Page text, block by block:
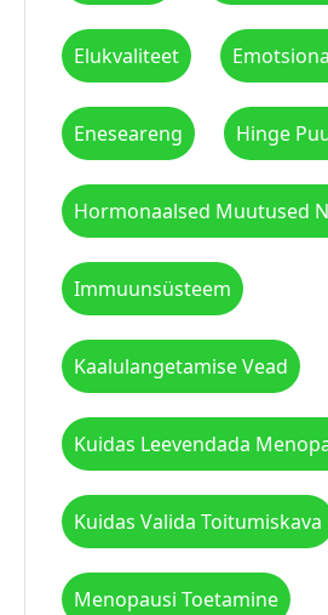
Elukvaliteet
Eneseareng Hinge
Hormonaalsed Muutused
Immuunsüsteem
Kaalulangetamise Vead
Kuidas Leevendada
Kuidas Valida Toitumiskava
Menopausi Toetamine